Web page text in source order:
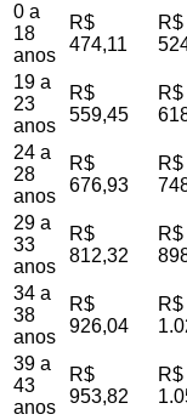
0 a
18
anos
R$
474,11
R$
19 a
23
anos
R$
559,45
R$
24 a
28
anos
R$
676,93
R$
29 a
33
anos
R$
812,32
R$
34 a
38
anos
R$
926,04
R$
39 a
43
anos
R$
953,82
R$